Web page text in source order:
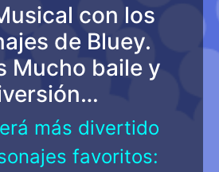
con los
de Bluey.
Mucho baile y
más divertido
favoritos: